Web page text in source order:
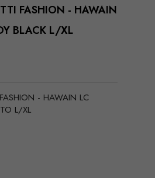
FASHION - HAWAIN
BLACK L/XL
- HAWAIN LC
L/XL